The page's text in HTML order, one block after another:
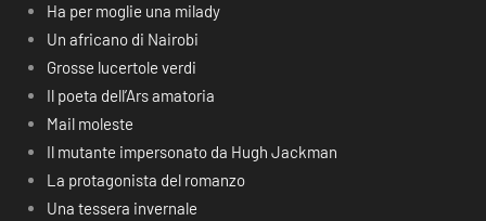
Ha per moglie una milady
Un africano di Nairobi
Grosse lucertole verdi
Il poeta dell’Ars amatoria
Mail moleste
Il mutante impersonato da Hugh Jackman
La protagonista del romanzo
Una tessera invernale